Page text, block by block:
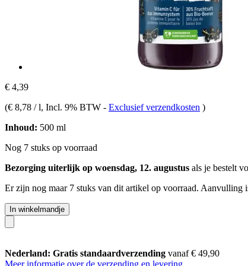
€ 4,39
(€ 8,78 / l, Incl. 9% BTW - Exclusief verzendkosten )
Inhoud: 500 ml
Nog 7 stuks op voorraad
Bezorging uiterlijk op woensdag, 12. augustus als je bestelt
Er zijn nog maar 7 stuks van dit artikel op voorraad. Aanvulling
In winkelmandje
Nederland: Gratis standaardverzending vanaf € 49,90
Meer informatie over de verzending en levering